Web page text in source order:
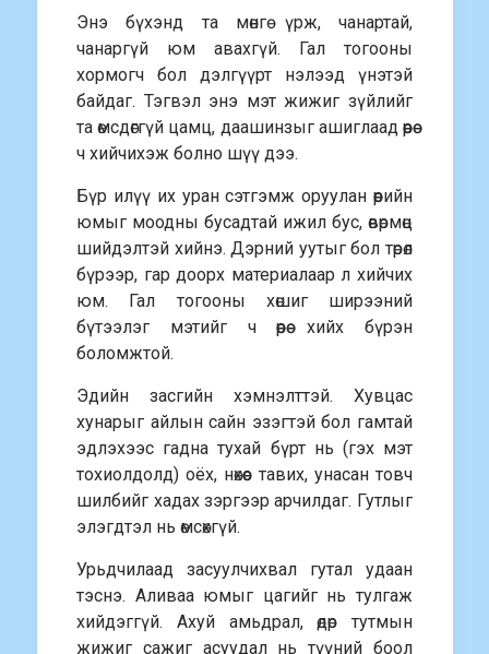
Энэ бүхэнд та мөнгө үрж, чанартай,
чанаргүй юм авахгүй. Гал тогооны
хормогч бол дэлгүүрт нэлээд үнэтэй
байдаг. Тэгвэл энэ мэт жижиг зүйлийг
та өмсдөггүй цамц, даашинзыг ашиглаад өөрөө
ч хийчихэж болно шүү дээ.
Бүр илүү их уран сэтгэмж оруулан өөрийн
юмыг моодны бусадтай ижил бус, өвөрмөц
шийдэлтэй хийнэ. Дэрний уутыг бол төрөл
бүрээр, гар доорх материалаар л хийчих
юм. Гал тогооны хөшиг ширээний
бүтээлэг мэтийг ч өөрөө хийх бүрэн
боломжтой.
Эдийн засгийн хэмнэлттэй. Хувцас
хунарыг айлын сайн эзэгтэй бол гамтай
эдлэхээс гадна тухай бүрт нь (гэх мэт
тохиолдолд) оёх, нөхөөс тавих, унасан товч
шилбийг хадах зэргээр арчилдаг. Гутлыг
элэгдтэл нь өмсөхгүй.
Урьдчилаад засуулчихвал гутал удаан
тэснэ. Аливаа юмыг цагийг нь тулгаж
хийдэггүй. Ахуй амьдрал, өдөр тутмын
жижиг сажиг асуудал нь түүний боол